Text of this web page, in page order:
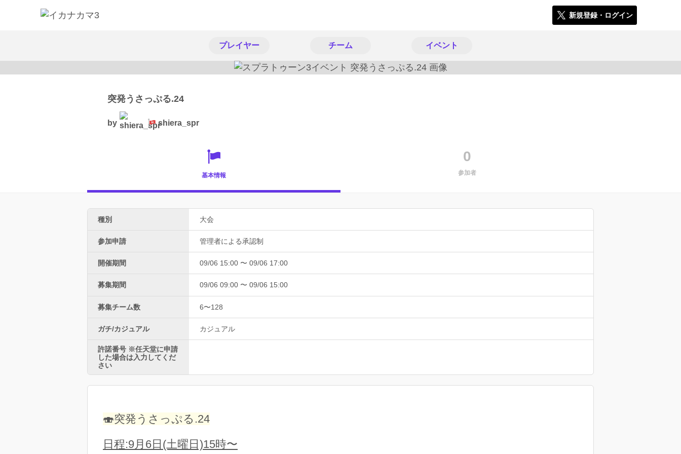
新規登録・ログイン
プレイヤー チーム イベント
突発うさっぷる.24
by shiera_spr
基本情報
0
参加者
種別 大会
参加申請 管理者による承認制
開催期間 09/06 15:00 〜 09/06 17:00
募集期間 09/06 09:00 〜 09/06 15:00
募集チーム数 6〜128
ガチ/カジュアル カジュアル
許諾番号 ※任天堂に申請
した場合は入力してくだ
さい
🍣突発うさっぷる.24
日程:9月6日(土曜日)15時〜